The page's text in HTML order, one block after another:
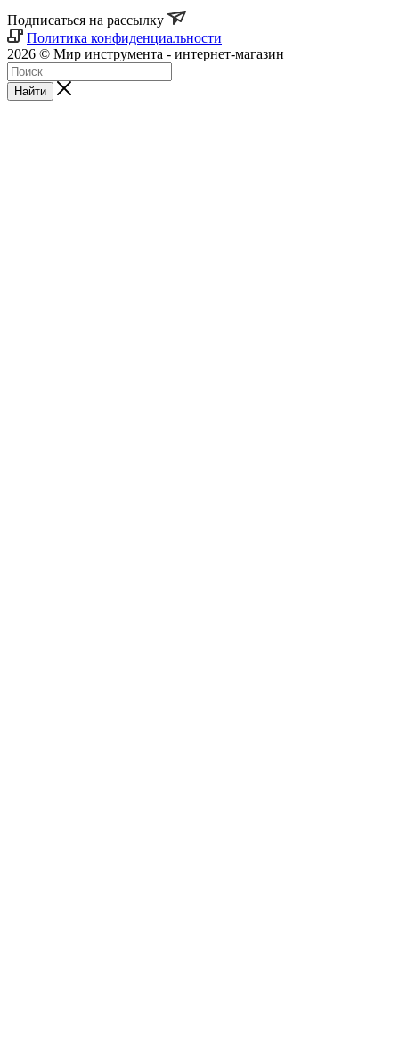
Подписаться на рассылку
Политика конфиденциальности
2026 © Мир инструмента - интернет-магазин
Найти